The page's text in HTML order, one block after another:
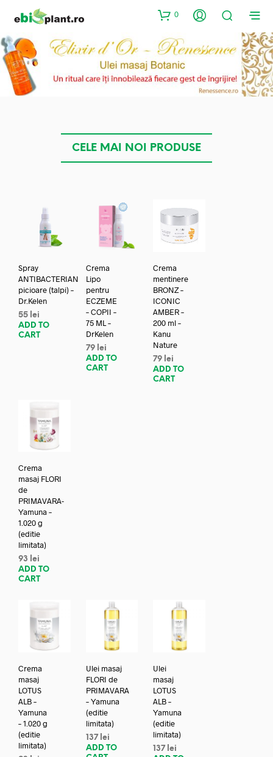
0
CELE MAI NOI PRODUSE
Spray
ANTIBACTERIAN
picioare (talpi) –
Dr.Kelen
55 lei
ADD TO
CART
Crema
Lipo
pentru
ECZEME
– COPII –
75 ML –
DrKelen
79 lei
ADD TO
CART
Crema
mentinere
BRONZ –
ICONIC
AMBER –
200 ml –
Kanu
Nature
79 lei
ADD TO
CART
Crema
masaj FLORI
de
PRIMAVARA-
Yamuna –
1.020 g
(editie
limitata)
93
lei
ADD TO
CART
Crema
masaj
LOTUS
ALB –
Yamuna
– 1.020 g
(editie
limitata)
Ulei masaj
FLORI de
PRIMAVARA
– Yamuna
(editie
limitata)
137 lei
ADD TO
Ulei
masaj
LOTUS
ALB –
Yamuna
(editie
limitata)
137 lei